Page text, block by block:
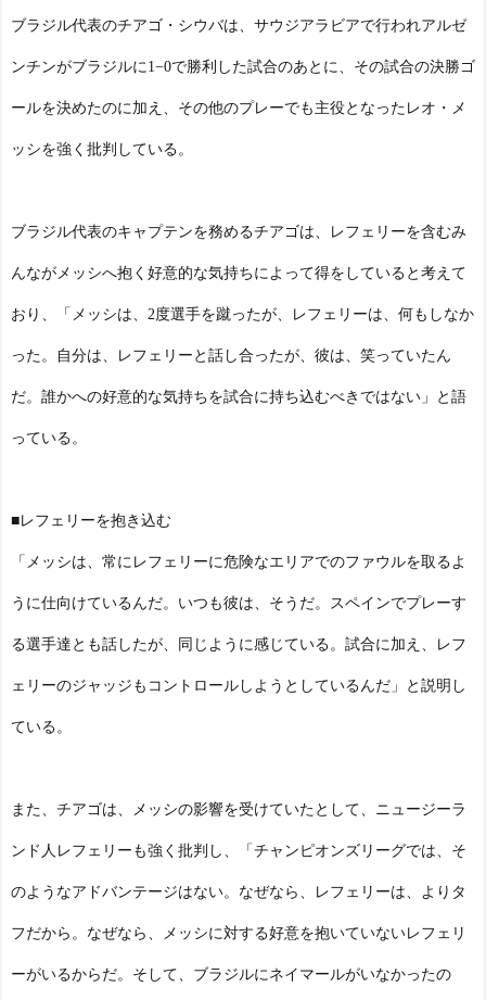
ブラジル代表のチアゴ・シウバは、サウジアラビアで行われアルゼ
ンチンがブラジルに1−0で勝利した試合のあとに、その試合の決勝ゴ
ールを決めたのに加え、その他のプレーでも主役となったレオ・メ
ッシを強く批判している。
ブラジル代表のキャプテンを務めるチアゴは、レフェリーを含むみ
んながメッシへ抱く好意的な気持ちによって得をしていると考えて
おり、「メッシは、2度選手を蹴ったが、レフェリーは、何もしなか
った。自分は、レフェリーと話し合ったが、彼は、笑っていたん
だ。誰かへの好意的な気持ちを試合に持ち込むべきではない」と語
っている。
■レフェリーを抱き込む
「メッシは、常にレフェリーに危険なエリアでのファウルを取るよ
うに仕向けているんだ。いつも彼は、そうだ。スペインでプレーす
る選手達とも話したが、同じように感じている。試合に加え、レフ
ェリーのジャッジもコントロールしようとしているんだ」と説明し
ている。
また、チアゴは、メッシの影響を受けていたとして、ニュージーラ
ンド人レフェリーも強く批判し、「チャンピオンズリーグでは、そ
のようなアドバンテージはない。なぜなら、レフェリーは、よりタ
フだから。なぜなら、メッシに対する好意を抱いていないレフェリ
ーがいるからだ。そして、ブラジルにネイマールがいなかったの